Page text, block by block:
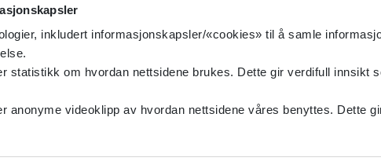
inkludert informasjonskapsler/«cookies» til å samle
statistikk om hvordan nettsidene brukes. Dette gir verdifull innsikt
anonyme videoklipp av hvordan nettsidene våres benyttes. Dette
Helsedirektoratet
Helsestasjons- og skolehelsetjenesten -